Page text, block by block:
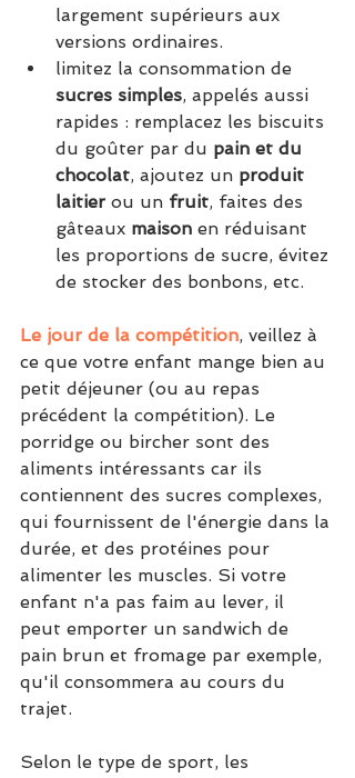
largement supérieurs aux
versions ordinaires.
limitez la consommation de
sucres simples, appelés aussi
rapides : remplacez les biscuits
du goûter par du pain et du
chocolat, ajoutez un produit
laitier ou un fruit, faites des
gâteaux maison en réduisant
les proportions de sucre, évitez
de stocker des bonbons, etc.
Le jour de la compétition, veillez à
ce que votre enfant mange bien au
petit déjeuner (ou au repas
précédent la compétition). Le
porridge ou bircher sont des
aliments intéressants car ils
contiennent des sucres complexes,
qui fournissent de l'énergie dans la
durée, et des protéines pour
alimenter les muscles. Si votre
enfant n'a pas faim au lever, il
peut emporter un sandwich de
pain brun et fromage par exemple,
qu'il consommera au cours du
trajet.
Selon le type de sport, les